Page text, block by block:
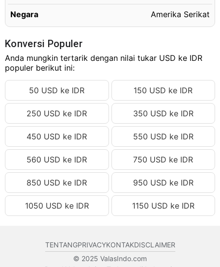
412.25 USD
412.26 USD
Rp7,364,336.43 IDR
412.27 USD
412.28 USD
Rp7,364,693.69 IDR
412.29 USD
412.30 USD
Rp7,365,050.96 IDR
Rp7,365,229.59 IDR
412.32 USD
Rp7,365,408.23 IDR
412.33 USD
Rp7,365,586.86 IDR
412.34 USD
Rp7,365,765.49 IDR
412.35 USD
Rp7,365,944.13 IDR
412.36 USD
Rp7,366,122.76 IDR
412.37 USD
Rp7,366,301.39 IDR
412.39 USD
Rp7,366,658.66 IDR
Rp7,366,837.29 IDR
Negara Amerika Serikat
Konversi Populer
Anda mungkin tertarik dengan nilai tukar USD ke IDR
populer berikut ini:
50 USD ke IDR 150 USD ke IDR
250 USD ke IDR 350 USD ke IDR
450 USD ke IDR 550 USD ke IDR
560 USD ke IDR 750 USD ke IDR
850 USD ke IDR 950 USD ke IDR
1050 USD ke IDR 1150 USD ke IDR
TENTANGPRIVACYKONTAKDISCLAIMER
© 2025 ValasIndo.com